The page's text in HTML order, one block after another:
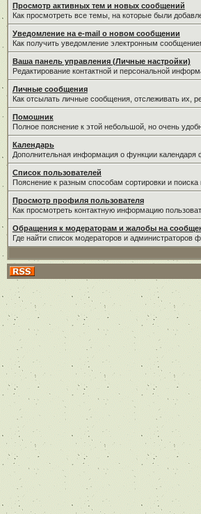
Просмотр активных тем и новых сообщений
Как просмотреть все темы, на которые были
Уведомление на е-mail о новом сообщении
Как получить уведомление электронным
Ваша панель управления (Личные настройки)
Редактирование контактной и персональной
Личные сообщения
Как отсылать личные сообщения, отслеживать их,
Помошник
Полное пояснение к этой небольшой, но очень
Календарь
Дополнительная информация о функции календаря
Список пользователей
Пояснение к разным способам сортировки и
Просмотр профиля пользователя
Как просмотреть контактную информацию
Обращения к модераторам и жалобы на
Где найти список модераторов и администраторов